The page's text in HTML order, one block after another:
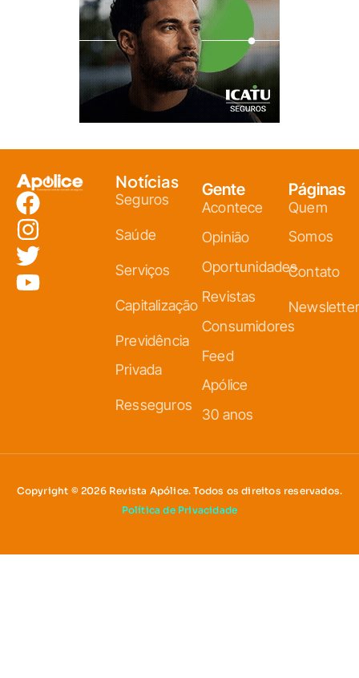
Notícias
Seguros
Saúde
Serviços
Capitalização
Previdência
Privada
Resseguros
Gente
Acontece
Opinião
Oportunidades
Revistas
Consumidores
Feed
Apólice
30 anos
Páginas
Quem
Somos
Contato
Newsletter
Copyright © 2026 Revista Apólice. Todos os direitos reservados.
Política de Privacidade